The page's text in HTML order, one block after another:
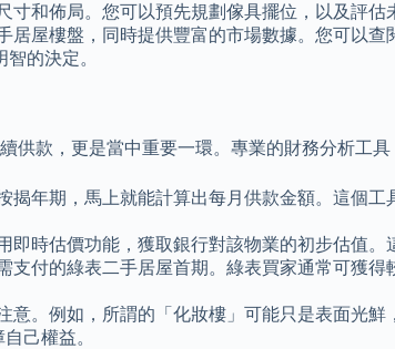
和佈局。您可以預先規劃傢具擺位，以及評
居屋樓盤，同時提供豐富的市場數據。您可以
的決定。
款，更是當中重要一環。專業的財務分析工
揭年期，馬上就能計算出每月供款金額。這個
即時估價功能，獲取銀行對該物業的初步估值
支付的綠表二手居屋首期。綠表買家通常可獲
意。例如，所謂的「化妝樓」可能只是表面光
己權益。